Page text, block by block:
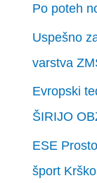
Po poteh
Uspešno
varstva
Evropski
ŠIRIJO
ESE
šport Krško